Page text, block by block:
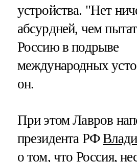
устройства. "Нет
абсурдней, чем
Россию в подрыве
международных
он.
При этом Лавров
президента РФ
о том, что Россия,